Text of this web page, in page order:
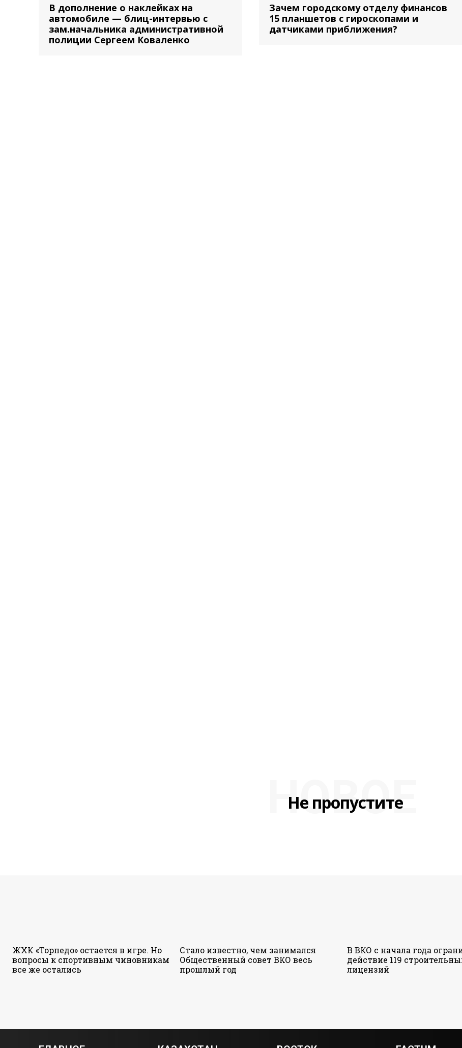
В дополнение о наклейках на
автомобиле — блиц-интервью с
зам.начальника административной
полиции Сергеем Коваленко
Зачем городскому отделу финансов
15 планшетов с гироскопами и
датчиками приближения?
Не пропустите
НОВОЕ
ЖХК «Торпедо» остается в игре. Но
вопросы к спортивным чиновникам
все же остались
Стало известно, чем занимался
Общественный совет ВКО весь
прошлый год
В ВКО с начала года
действие 119
лицензий